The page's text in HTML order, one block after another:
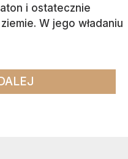
i ostatecznie
W jego władaniu